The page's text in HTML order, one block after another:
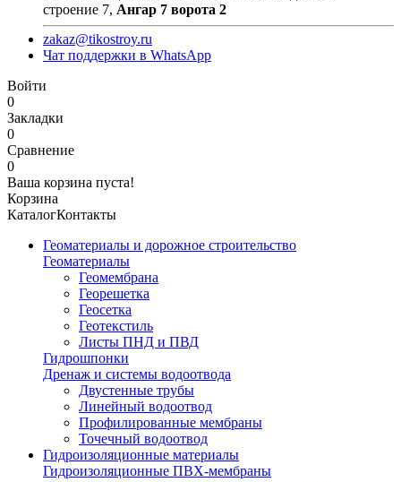
строение 7, Ангар 7 ворота 2
zakaz@tikostroy.ru
Чат поддержки в WhatsApp
Войти
0
Закладки
0
Сравнение
0
Ваша корзина пуста!
Корзина
КаталогКонтакты
Геоматериалы и дорожное строительство
Геоматериалы
Геомембрана
Георешетка
Геосетка
Геотекстиль
Листы ПНД и ПВД
Гидрошпонки
Дренаж и системы водоотвода
Двустенные трубы
Линейный водоотвод
Профилированные мембраны
Точечный водоотвод
Гидроизоляционные материалы
Гидроизоляционные ПВХ-мембраны